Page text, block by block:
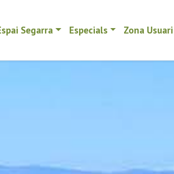
Segarra Especials Zona Usuari